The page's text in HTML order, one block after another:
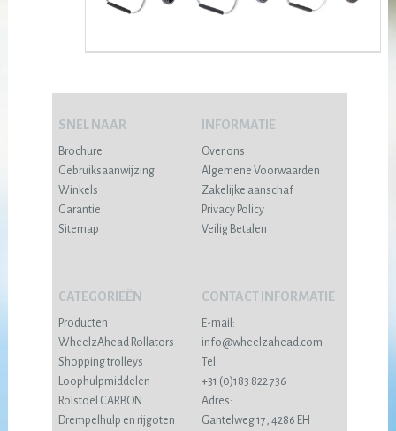
SNEL NAAR
Brochure
Gebruiksaanwijzing
Winkels
Garantie
Sitemap
INFORMATIE
Over ons
Algemene Voorwaarden
Zakelijke aanschaf
Privacy Policy
Veilig Betalen
CATEGORIEËN
Producten
WheelzAhead Rollators
Shopping trolleys
Loophulpmiddelen
Rolstoel CARBON
Drempelhulp en rijgoten
CONTACT INFORMATIE
E-mail:
info@wheelzahead.com
Tel:
+31 (0)183 822 736
Adres:
Gantelweg 17, 4286 EH